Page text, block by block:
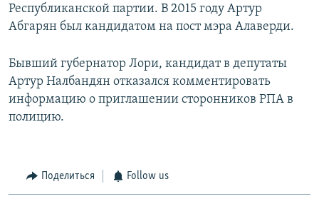
Республиканской партии. В 2015 году Артур
Абгарян был кандидатом на пост мэра Алаверди.
Бывший губернатор Лори, кандидат в депутаты
Артур Налбандян отказался комментировать
информацию о приглашении сторонников РПА в
полицию.
Поделиться Follow us